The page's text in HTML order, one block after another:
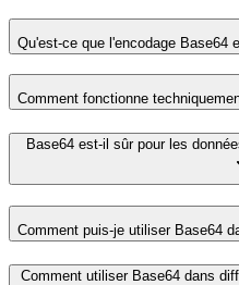
Qu'est-ce que l'encodage Base64
Comment fonctionne
Base64 est-il sûr pour les
Comment puis-je utiliser Base64
Comment utiliser Base64 dans